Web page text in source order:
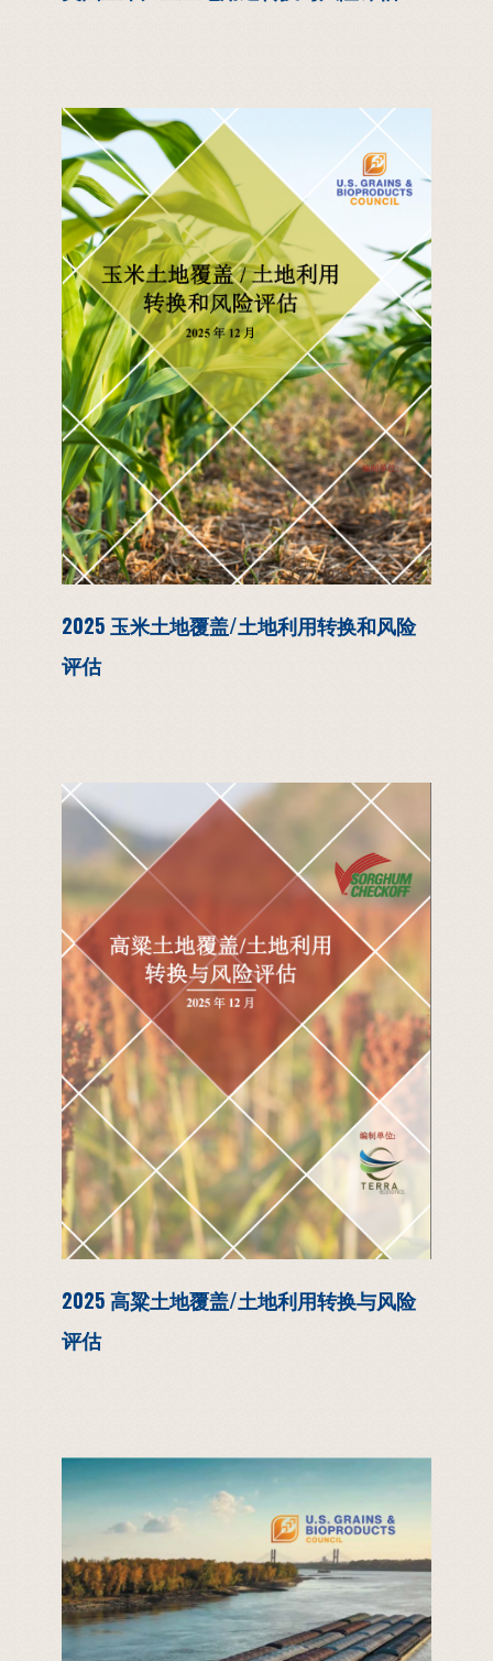
2025 玉米土地覆盖/土地利用转换和风险
评估
2025 高粱土地覆盖/土地利用转换与风险
评估